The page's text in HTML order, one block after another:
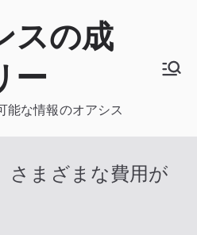
スの成
ー
能な情報のオアシス
さまざまな費用が